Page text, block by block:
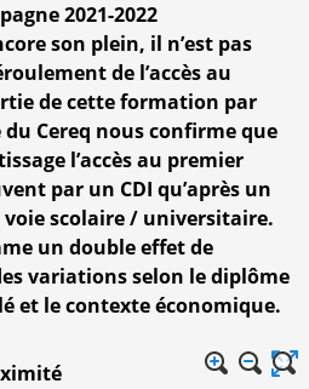
2021-2022
son plein, il n’est pas
de l’accès au
de cette formation par
Cereq nous confirme que
l’accès au premier
par un CDI qu’après un
scolaire / universitaire.
un double effet de
variations selon le diplôme
et le contexte économique.